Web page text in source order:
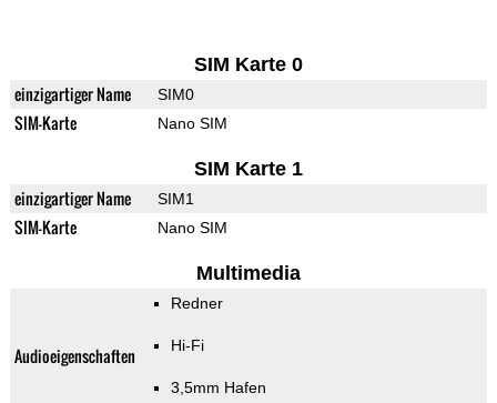
SIM Karte 0
einzigartiger Name SIM0
SIM-Karte Nano SIM
SIM Karte 1
einzigartiger Name SIM1
SIM-Karte Nano SIM
Multimedia
Audioeigenschaften
Redner
Hi-Fi
3,5mm Hafen